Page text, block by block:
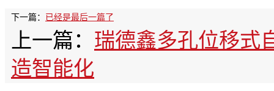
下一篇： 已经是最后一篇了
上一篇： 瑞德鑫多孔位移式
造智能化